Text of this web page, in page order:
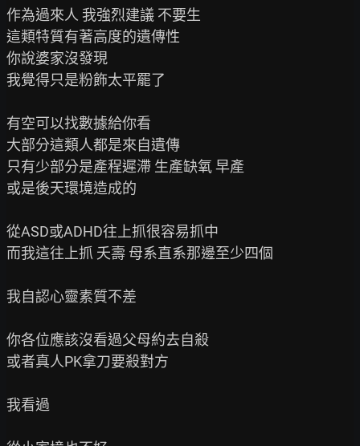
作為過來人 我強烈建議 不要生
這類特質有著高度的遺傳性
你說婆家沒發現
我覺得只是粉飾太平罷了
有空可以找數據給你看
大部分這類人都是來自遺傳
只有少部分是產程遲滯 生產缺氧 早產
或是後天環境造成的
從ASD或ADHD往上抓很容易抓中
而我這往上抓 夭壽 母系直系那邊至少四個
我自認心靈素質不差
你各位應該沒看過父母約去自殺
或者真人PK拿刀要殺對方
我看過